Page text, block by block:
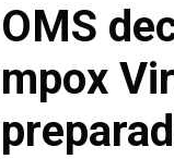
OMS
mpox